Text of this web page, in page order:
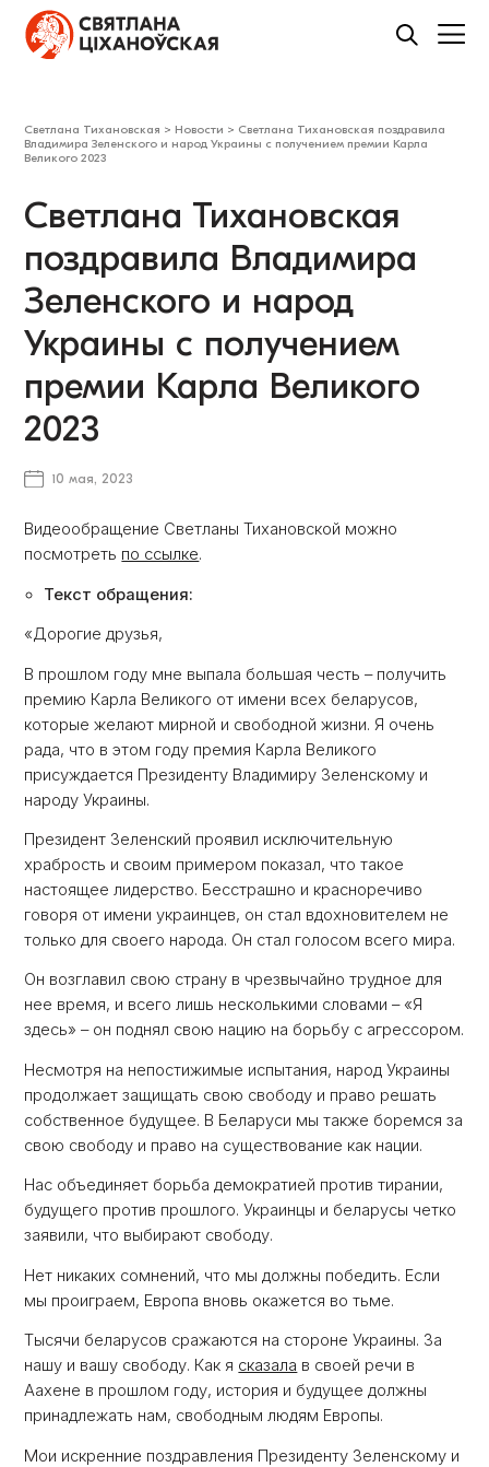
Светлана Тихановская > Новости > Светлана Тихановская поздравила
Владимира Зеленского и народ Украины с получением премии Карла
Великого 2023
Светлана Тихановская
поздравила Владимира
Зеленского и народ
Украины с получением
премии Карла Великого
2023
10 мая, 2023
Видеообращение Светланы Тихановской можно
посмотреть по ссылке.
Текст обращения:
«Дорогие друзья,
В прошлом году мне выпала большая честь – получить
премию Карла Великого от имени всех беларусов,
которые желают мирной и свободной жизни. Я очень
рада, что в этом году премия Карла Великого
присуждается Президенту Владимиру Зеленскому и
народу Украины.
Президент Зеленский проявил исключительную
храбрость и своим примером показал, что такое
настоящее лидерство. Бесстрашно и красноречиво
говоря от имени украинцев, он стал вдохновителем не
только для своего народа. Он стал голосом всего мира.
Он возглавил свою страну в чрезвычайно трудное для
нее время, и всего лишь несколькими словами – «Я
здесь» – он поднял свою нацию на борьбу с агрессором.
Несмотря на непостижимые испытания, народ Украины
продолжает защищать свою свободу и право решать
собственное будущее. В Беларуси мы также боремся за
свою свободу и право на существование как нации.
Нас объединяет борьба демократией против тирании,
будущего против прошлого. Украинцы и беларусы четко
заявили, что выбирают свободу.
Нет никаких сомнений, что мы должны победить. Если
мы проиграем, Европа вновь окажется во тьме.
Тысячи беларусов сражаются на стороне Украины. За
нашу и вашу свободу. Как я сказала в своей речи в
Аахене в прошлом году, история и будущее должны
принадлежать нам, свободным людям Европы.
Мои искренние поздравления Президенту Зеленскому и